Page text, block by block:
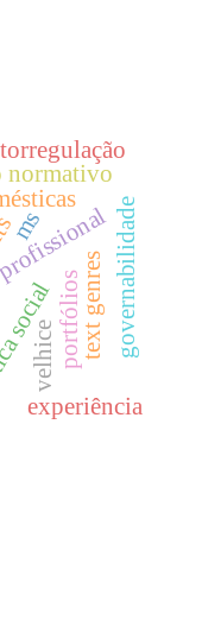
normativo
velhiceportfólios
experiência
text genresgovernabilidade
ms